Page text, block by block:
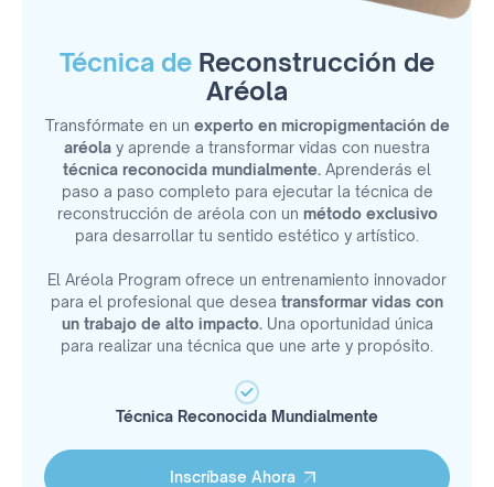
Técnica de Reconstrucción de
Aréola
Transfórmate en un experto en micropigmentación de
aréola y aprende a transformar vidas con nuestra
técnica reconocida mundialmente. Aprenderás el
paso a paso completo para ejecutar la técnica de
reconstrucción de aréola con un método exclusivo
para desarrollar tu sentido estético y artístico.
El Aréola Program ofrece un entrenamiento innovador
para el profesional que desea transformar vidas con
un trabajo de alto impacto.Una oportunidad única
para realizar una técnica que une arte y propósito.
Técnica Reconocida Mundialmente
Inscríbase Ahora